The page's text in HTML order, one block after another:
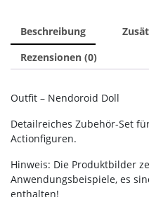
Beschreibung
Rezensionen (0)
Outfit – Nendoroid Doll
Detailreiches Zubehör-Set
Actionfiguren.
Hinweis: Die Produktbilder
Anwendungsbeispiele, es
enthalten!